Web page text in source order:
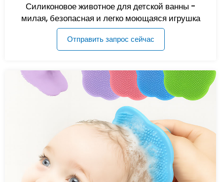
Силиконовое животное для детской ванны -
милая, безопасная и легко моющаяся игрушка
Отправить запрос сейчас